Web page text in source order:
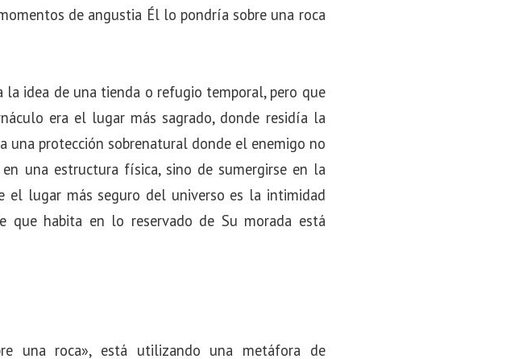
de angustia Él lo pondría sobre una roca
la idea de una tienda o refugio temporal, pero que
era el lugar más sagrado, donde residía la
una protección sobrenatural donde el enemigo no
una estructura física, sino de sumergirse en la
el lugar más seguro del universo es la intimidad
que habita en lo reservado de Su morada está
una roca», está utilizando una metáfora de